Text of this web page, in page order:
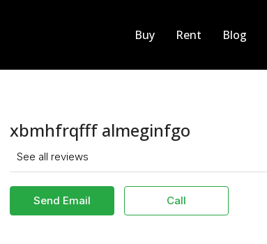
Buy Rent Blog
xbmhfrqfff almeginfgo
See all reviews
Send Email Call